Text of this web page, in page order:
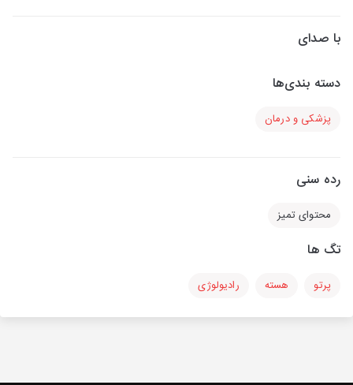
با صدای
دسته بندی‌ها
پزشکی و درمان
رده سنی
محتوای تمیز
تگ ها
پرتو هسته رادیولوژی